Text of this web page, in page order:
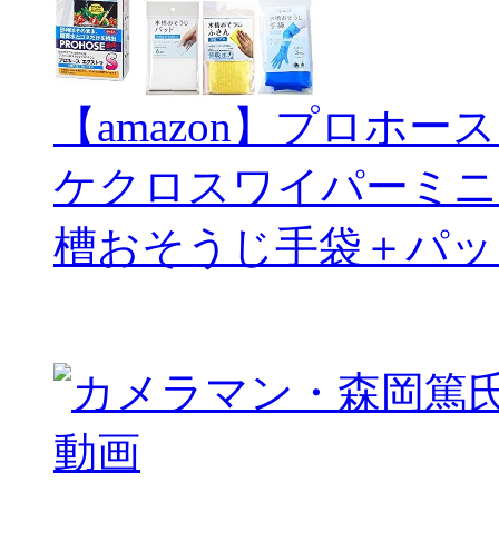
【amazon】プロホー
ケクロスワイパーミ
槽おそうじ手袋＋パ